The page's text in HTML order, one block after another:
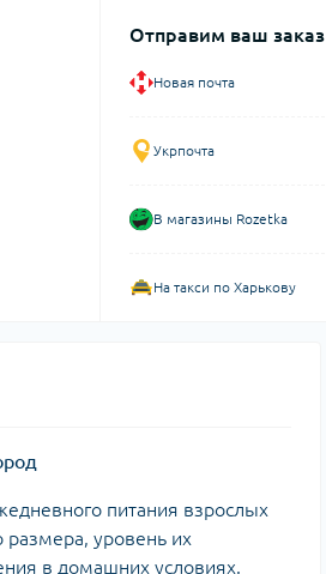
Отправим ваш заказ
Новая почта
Укрпочта
В магазины Rozetka
На такси по Харькову
питания взрослых
уровень их
в домашних условиях.